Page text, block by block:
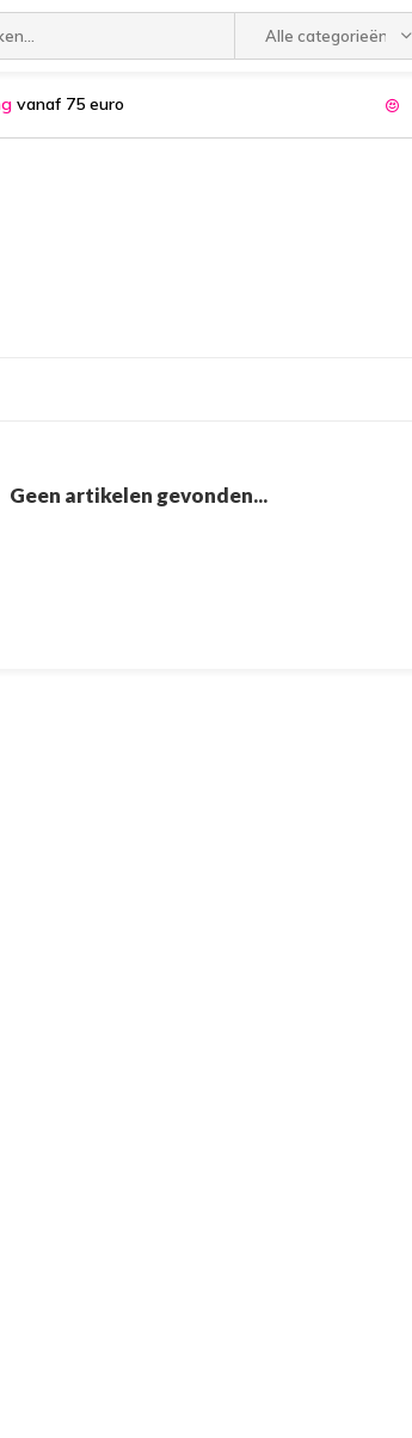
Alle categorieën
vanaf 75 euro
Geen artikelen gevonden...